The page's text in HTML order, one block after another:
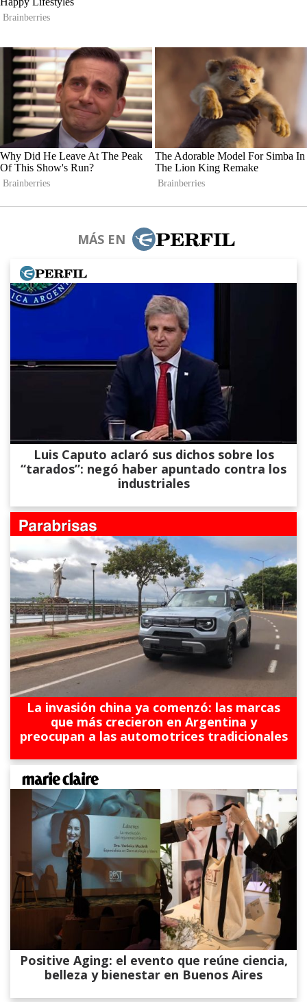
MÁS EN
Luis Caputo aclaró sus dichos sobre los
“tarados”: negó haber apuntado contra los
industriales
La invasión china ya comenzó: las marcas
que más crecieron en Argentina y
preocupan a las automotrices tradicionales
Positive Aging: el evento que reúne ciencia,
belleza y bienestar en Buenos Aires